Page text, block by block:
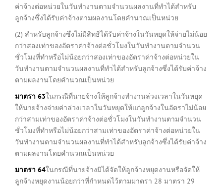
ค่าจ้างต่อหน่วยในวันทำงานตามจำนวนผลงานที่ทำได้สำหรับ
ลูกจ้างซึ่งได้รับค่าจ้างตามผลงานโดยคำนวณเป็นหน่วย
(2) สำหรับลูกจ้างซึ่งไม่มีสิทธิได้รับค่าจ้างในวันหยุดให้จ่ายไม่น้อย
กว่าสองเท่าของอัตราค่าจ้างต่อชั่วโมงในวันทำงานตามจำนวน
ชั่วโมงที่ทำหรือไม่น้อยกว่าสองเท่าของอัตราค่าจ้างต่อหน่วยใน
วันทำงานตามจำนวนผลงานที่ทำได้สำหรับลูกจ้างซึ่งได้รับค่าจ้าง
ตามผลงานโดยคำนวณเป็นหน่วย
มาตรา 63ในกรณีที่นายจ้างให้ลูกจ้างทำงานล่วงเวลาในวันหยุด
ให้นายจ้างจ่ายค่าล่วงเวลาในวันหยุดให้แก่ลูกจ้างในอัตราไม่น้อย
กว่าสามเท่าของอัตราค่าจ้างต่อชั่วโมงในวันทำงานตามจำนวน
ชั่วโมงที่ทำหรือไม่น้อยกว่าสามเท่าของอัตราค่าจ้างต่อหน่วยใน
วันทำงานตามจำนวนผลงานที่ทำได้สำหรับลูกจ้างซึ่งได้รับค่าจ้าง
ตามผลงานโดยคำนวณเป็นหน่วย
มาตรา 64ในกรณีที่นายจ้างมิได้จัดให้ลูกจ้างหยุดงานหรือจัดให้
ลูกจ้างหยุดงานน้อยกว่าที่กำหนดไว้ตามมาตรา 28 มาตรา 29